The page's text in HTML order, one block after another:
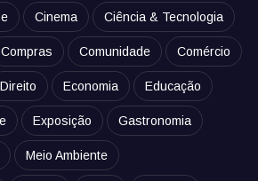
Cinema Ciência & Tecnologia
Compras Comunidade Comércio
Direito Economia Educação
Exposição Gastronomia
Meio Ambiente